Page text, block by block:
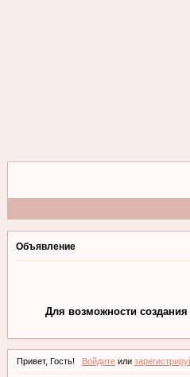
Объявление
Для возможности
Привет, Гость! Войдитеили